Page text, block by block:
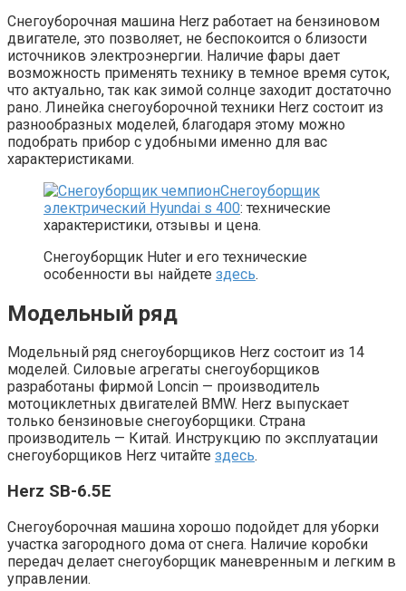
Снегоуборочная машина Herz работает на бензиновом
двигателе, это позволяет, не беспокоится о близости
источников электроэнергии. Наличие фары дает
возможность применять технику в темное время суток,
что актуально, так как зимой солнце заходит достаточно
рано. Линейка снегоуборочной техники Herz состоит из
разнообразных моделей, благодаря этому можно
подобрать прибор с удобными именно для вас
характеристиками.
Снегоуборщик
электрический Hyundai s 400: технические
характеристики, отзывы и цена.
Снегоуборщик Huter и его технические
особенности вы найдете здесь.
Модельный ряд
Модельный ряд снегоуборщиков Herz состоит из 14
моделей. Силовые агрегаты снегоуборщиков
разработаны фирмой Loncin — производитель
мотоциклетных двигателей BMW. Herz выпускает
только бензиновые снегоуборщики. Страна
производитель — Китай. Инструкцию по эксплуатации
снегоуборщиков Herz читайте здесь.
Herz SB-6.5E
Снегоуборочная машина хорошо подойдет для уборки
участка загородного дома от снега. Наличие коробки
передач делает снегоуборщик маневренным и легким в
управлении.